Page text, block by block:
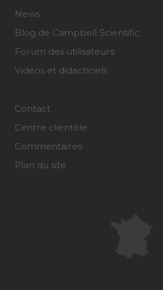
News
Blog de Campbell Scientific
Forum des utilisateurs
Vidéos et didacticiels
Contact
Centre clientèle
Commentaires
Plan du site